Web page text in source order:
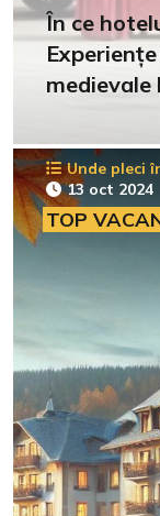
În ce
Unde pleci
13 oct 2024
TOP